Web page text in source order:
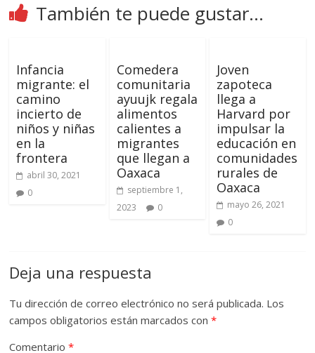
También te puede gustar...
Infancia
migrante: el
camino
incierto de
niños y niñas
en la
frontera
abril 30, 2021
0
Comedera
comunitaria
ayuujk regala
alimentos
calientes a
migrantes
que llegan a
Oaxaca
septiembre 1,
2023
0
Joven
zapoteca
llega a
Harvard por
impulsar la
educación en
comunidades
rurales de
Oaxaca
mayo 26, 2021
0
Deja una respuesta
Tu dirección de correo electrónico no será publicada. Los
campos obligatorios están marcados con*
Comentario*